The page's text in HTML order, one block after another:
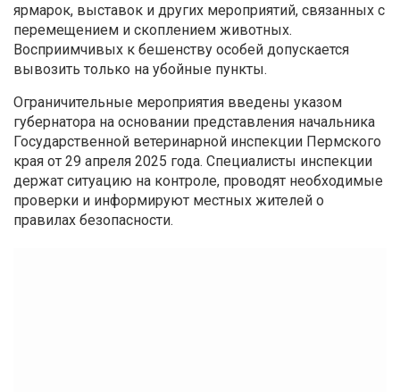
ярмарок, выставок и других мероприятий, связанных с
перемещением и скоплением животных.
Восприимчивых к бешенству особей допускается
вывозить только на убойные пункты.
Ограничительные мероприятия введены указом
губернатора на основании представления начальника
Государственной ветеринарной инспекции Пермского
края от 29 апреля 2025 года. Специалисты инспекции
держат ситуацию на контроле, проводят необходимые
проверки и информируют местных жителей о
правилах безопасности.